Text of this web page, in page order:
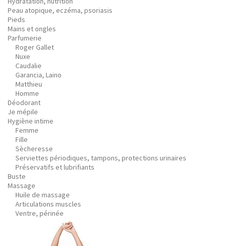
Peau atopique, eczéma, psoriasis
Pieds
Mains et ongles
Parfumerie
Roger Gallet
Nuxe
Caudalie
Garancia, Laino
Matthieu
Homme
Déodorant
Je mépile
Hygiène intime
Femme
Fille
Sècheresse
Serviettes périodiques, tampons, protections urinaires
Préservatifs et lubrifiants
Buste
Massage
Huile de massage
Articulations muscles
Ventre, périnée